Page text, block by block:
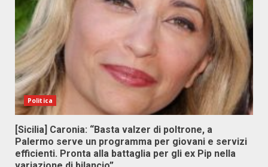
Politica
[Sicilia] Caronia: “Basta valzer di poltrone, a
Palermo serve un programma per giovani e servizi
efficienti. Pronta alla battaglia per gli ex Pip nella